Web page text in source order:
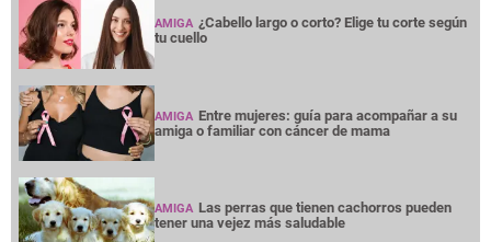
AMIGA ¿Cabello largo o corto? Elige tu corte según
tu cuello
AMIGA Entre mujeres: guía para acompañar a su
amiga o familiar con cáncer de mama
AMIGA Las perras que tienen cachorros pueden
tener una vejez más saludable